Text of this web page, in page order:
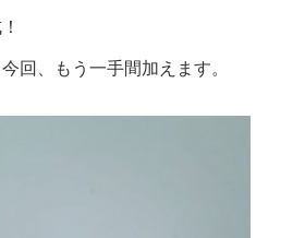
回、もう一手間加えます。